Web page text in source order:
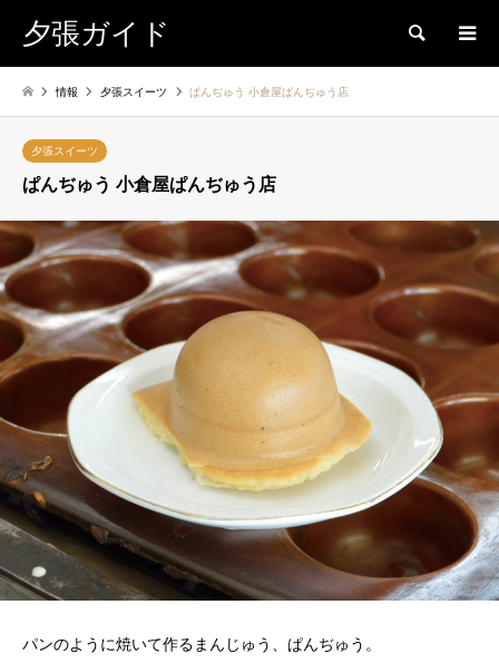
夕張ガイド 検索
情報 夕張スイーツ ぱんぢゅう 小倉屋ぱんぢゅう店
夕張スイーツ
ぱんぢゅう 小倉屋ぱんぢゅう店
パンのように焼いて作るまんじゅう、ぱんぢゅう。